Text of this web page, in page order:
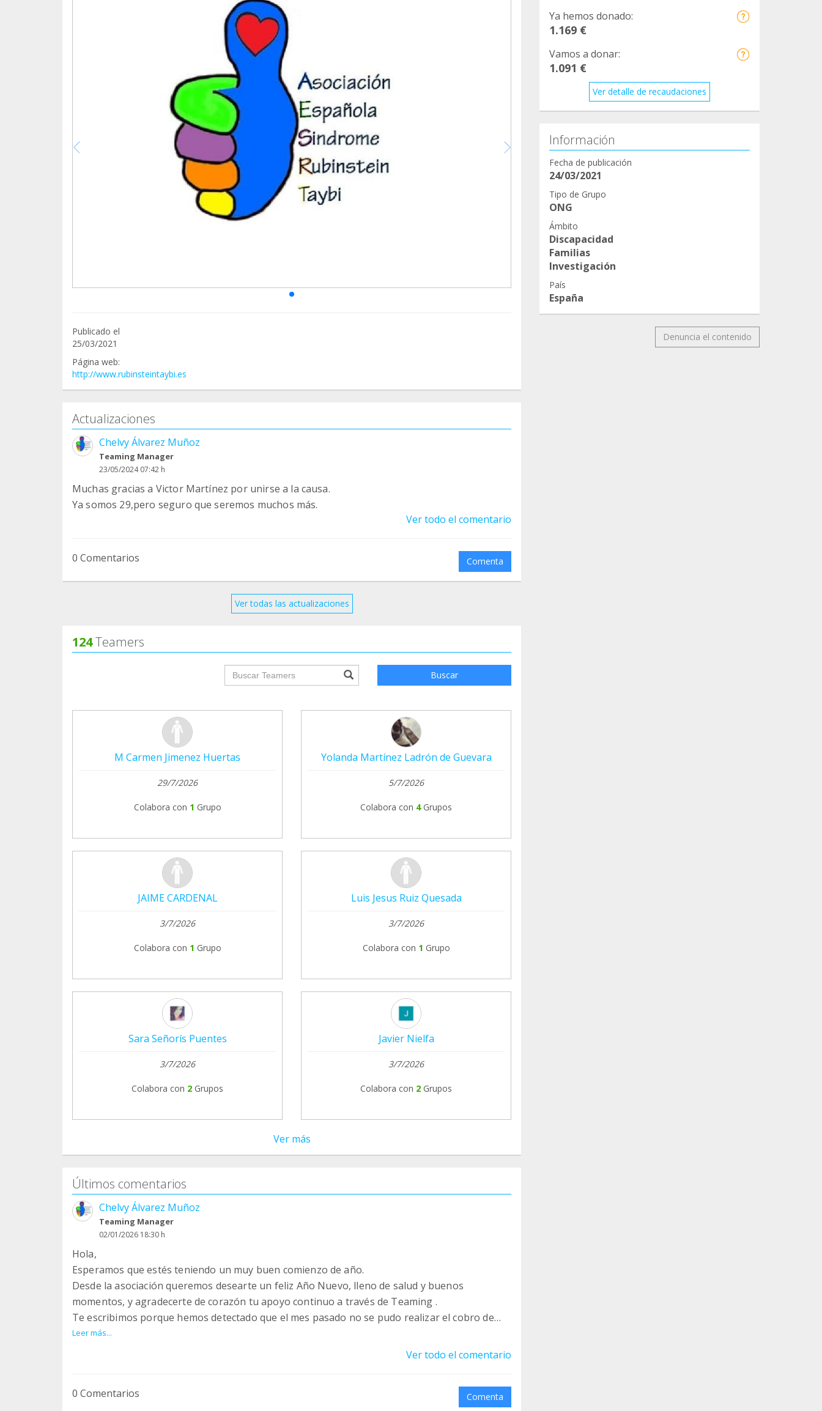
Publicado el
25/03/2021
Página web:
http://www.rubinsteintaybi.es
Actualizaciones
Chelvy Álvarez Muñoz
Teaming Manager
23/05/2024 07:42 h
Muchas gracias a Victor Martínez por unirse a la causa.
Ya somos 29,pero seguro que seremos muchos más.
Ver todo el comentario
0 Comentarios Comenta
Ver todas las actualizaciones
124Teamers
groupProfile.searchForm.search.text??? Buscar
M Carmen Jimenez Huertas
29/7/2026
Colabora con 1 Grupo
Yolanda Martínez Ladrón de Guevara
5/7/2026
Colabora con 4 Grupos
JAIME CARDENAL
3/7/2026
Colabora con 1 Grupo
Luis Jesus Ruiz Quesada
3/7/2026
Colabora con 1 Grupo
Sara Señorís Puentes
3/7/2026
Colabora con 2 Grupos
Javier Nielfa
3/7/2026
Colabora con 2 Grupos
Ver más
Últimos comentarios
Chelvy Álvarez Muñoz
Teaming Manager
02/01/2026 18:30 h
Hola,
Esperamos que estés teniendo un muy buen comienzo de año.
Desde la asociación queremos desearte un feliz Año Nuevo, lleno de salud y buenos
momentos, y agradecerte de corazón tu apoyo continuo a través de Teaming .
Te escribimos porque hemos detectado que el mes pasado no se pudo realizar el cobro de
varias aportaciones de Teaming. Esto suele ocurrir, en la mayoría de los casos, por un cambio
importante para nosotros y nos ayuda a seguir adelante con nuestra labor.
Leer más...
Ver todo el comentario
0 Comentarios Comenta
Ya hemos donado:
1.169 €
Vamos a donar:
1.091 €
Ver detalle de recaudaciones
Información
Fecha de publicación
24/03/2021
Tipo de Grupo
ONG
Ámbito
Discapacidad
Familias
Investigación
País
España
Denuncia el contenido